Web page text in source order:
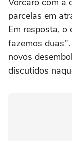
parcelas em
Em resposta, o
fazemos
novos
discutidos